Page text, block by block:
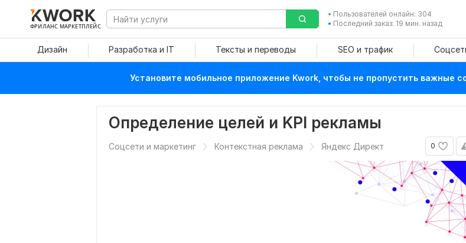
ФРИЛАНС МАРКЕТПЛЕЙС
Пользователей онлайн: 304
Последний заказ: 19 мин. назад
Дизайн Разработка и IT Тексты и переводы SEO и трафик
Установите мобильное приложение Kwork, чтобы не пропустить важные
Определение целей и KPI рекламы
0
Соцсети и маркетинг Контекстная реклама Яндекс Директ